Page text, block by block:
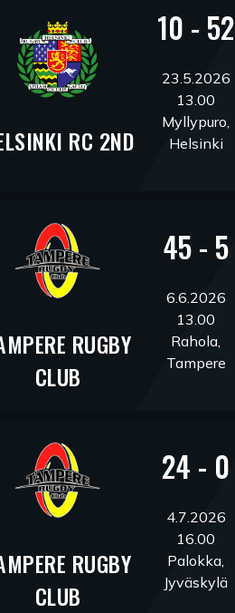
RC 2ND
10 - 52
23.5.2026
13.00
Myllypuro,
Helsinki
RUGBY
CLUB
45 - 5
6.6.2026
13.00
Rahola,
Tampere
RUGBY
CLUB
24 - 0
4.7.2026
16.00
Palokka,
Jyväskylä